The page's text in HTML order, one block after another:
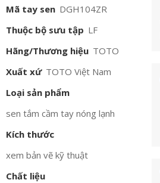
Mã tay sen DGH104ZR
Thuộc bộ sưu tập LF
Hãng/Thương hiệu TOTO
Xuất xứ TOTO Việt Nam
Loại sản phẩm
sen tắm cầm tay nóng lạnh
Kích thước
xem bản vẽ kỹ thuật
Chất liệu